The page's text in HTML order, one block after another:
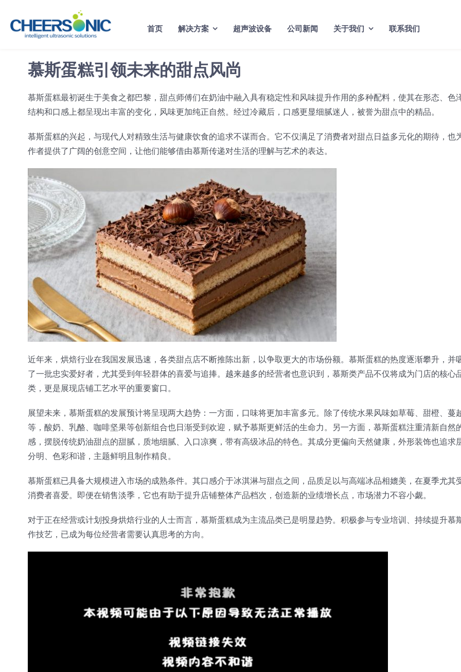
content
首页 解决方案 超声波设备 公司新闻 关于我们 联系我们
慕斯蛋糕引领未来的甜点风尚
慕斯蛋糕最初诞生于美食之都巴黎，甜点师傅们在奶油中融入具有稳定性和风味提升作用的多种配料，使其在形态、色
结构和口感上都呈现出丰富的变化，风味更加纯正自然。经过冷藏后，口感更显细腻迷人，被誉为甜点中的精品。
慕斯蛋糕的兴起，与现代人对精致生活与健康饮食的追求不谋而合。它不仅满足了消费者对甜点日益多元化的期待，也
作者提供了广阔的创意空间，让他们能够借由慕斯传递对生活的理解与艺术的表达。
近年来，烘焙行业在我国发展迅速，各类甜点店不断推陈出新，以争取更大的市场份额。慕斯蛋糕的热度逐渐攀升，并
了一批忠实爱好者，尤其受到年轻群体的喜爱与追捧。越来越多的经营者也意识到，慕斯类产品不仅将成为门店的核心
类，更是展现店铺工艺水平的重要窗口。
展望未来，慕斯蛋糕的发展预计将呈现两大趋势：一方面，口味将更加丰富多元。除了传统水果风味如草莓、甜橙、蔓
等，酸奶、乳酪、咖啡坚果等创新组合也日渐受到欢迎，赋予慕斯更鲜活的生命力。另一方面，慕斯蛋糕注重清新自然
感，摆脱传统奶油甜点的甜腻，质地细腻、入口凉爽，带有高级冰品的特色。其成分更偏向天然健康，外形装饰也追求
分明、色彩和谐，主题鲜明且制作精良。
慕斯蛋糕已具备大规模进入市场的成熟条件。其口感介于冰淇淋与甜点之间，品质足以与高端冰品相媲美，在夏季尤其
消费者喜爱。即便在销售淡季，它也有助于提升店铺整体产品档次，创造新的业绩增长点，市场潜力不容小觑。
对于正在经营或计划投身烘焙行业的人士而言，慕斯蛋糕成为主流品类已是明显趋势。积极参与专业培训、持续提升慕
作技艺，已成为每位经营者需要认真思考的方向。